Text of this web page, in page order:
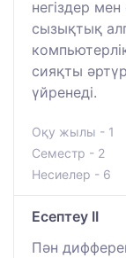
негіздер
сызықтық
сияқты
үйренеді.
Оқу жылы - 1
Семестр - 2
Несиелер - 6
Есептеу II
Пән